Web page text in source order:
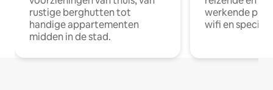
rustige berghutten tot
handige appartementen
midden in de stad.
werkende
wifi en